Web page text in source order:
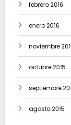
febrero 2016
enero 2016
noviembre
octubre 2015
septiembre
agosto 2015